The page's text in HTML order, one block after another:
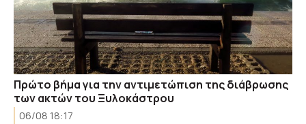
Πρώτο βήμα για την αντιμετώπιση της διάβρωσης
των ακτών του Ξυλοκάστρου
06/08 18:17